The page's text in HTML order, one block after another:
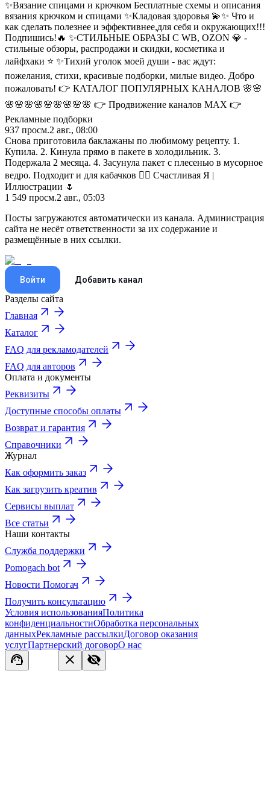
✨Вязание спицами и крючком Бесплатные схемы и описания
вязания крючком и спицами ✨Кладовая здоровья 💫✨ Что и
как сделать полезнее и эффективнее,для себя и окружающих!!!
Подпишись!🔥 ✨СТИЛЬНЫЕ ОБРАЗЫ С WB, OZON 💎 -
стильные обзоры, распродажи и скидки, косметика и
лайфхаки ⭐️ ✨Тихий уголок моей души - вас ждут:
пожелания, стихи, красивые подборки, милые видео. Добро
пожаловать! 👉 КАТАЛОГ ПОПУЛЯРНЫХ КАНАЛОВ 🌸🌸
🌸🌸🌸🌸🌸🌸🌸🌸🌸 👉 Продвижение каналов МАХ 👉
Рекламные подборки
937 просм.2 авг., 08:00
Снова приготовила баклажаны по любимому рецепту. 1.
Купила. 2. Кинула прямо в пакете в холодильник. 3.
Подержала 2 месяца. 4. Засунула пакет с плесенью в мусорное
ведро. Подходит и для кабачков ☝🏻 Счастливая Я |
Иллюстрации 🌷
1 549 просм.2 авг., 05:03
Посты загружаются автоматически из канала. Администрация
сайта не несёт ответственности за их содержание и
размещённые в них ссылки.
Войти Добавить канал
Разделы сайта
Главная
Каталог
FAQ для рекламодателей
FAQ для авторов
Оплата и документы
Реквизиты
Доступные способы оплаты
Возврат и гарантия
Справочники
Журнал
Как оформить заказ
Как загрузить креатив
Сервисы выплат
Все статьи
Наши контакты
Служба поддержки
Pomogach bot
Новости Помогач
Получить консультацию
Условия использованияПолитика
конфиденциальностиОбработка персональных
данныхРекламные рассылкиДоговор оказания
услугПартнерский договорО нас